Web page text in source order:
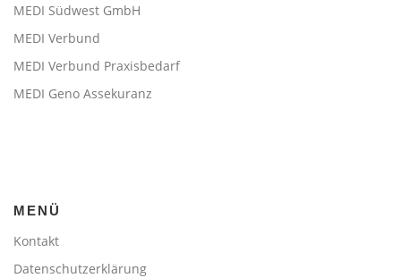
MEDI Südwest GmbH
MEDI Verbund
MEDI Verbund Praxisbedarf
MEDI Geno Assekuranz
MENÜ
Kontakt
Datenschutzerklärung